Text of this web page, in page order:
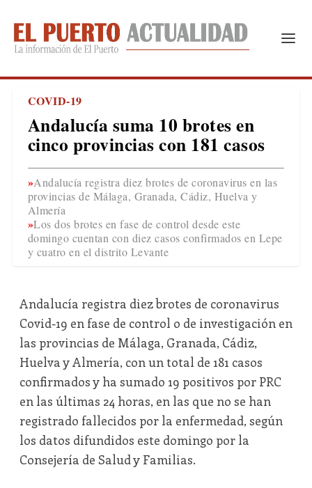
COVID-19
Andalucía suma 10 brotes en
cinco provincias con 181 casos
Andalucía registra diez brotes de coronavirus en las
provincias de Málaga, Granada, Cádiz, Huelva y
Almería
Los dos brotes en fase de control desde este
domingo cuentan con diez casos confirmados en Lepe
y cuatro en el distrito Levante
Andalucía registra diez brotes de coronavirus
Covid-19 en fase de control o de investigación en
las provincias de Málaga, Granada, Cádiz,
Huelva y Almería, con un total de 181 casos
confirmados y ha sumado 19 positivos por PRC
en las últimas 24 horas, en las que no se han
registrado fallecidos por la enfermedad, según
los datos difundidos este domingo por la
Consejería de Salud y Familias.